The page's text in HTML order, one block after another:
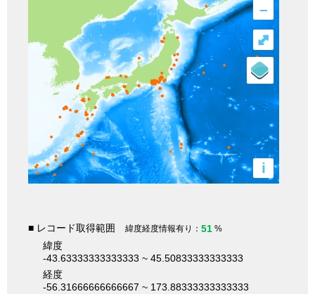
–
i
⤢
■ レコード取得範囲 緯度経度情報有り： 51 %
緯度
-43.63333333333333 ~ 45.50833333333333
経度
-56.31666666666667 ~ 173.88333333333333